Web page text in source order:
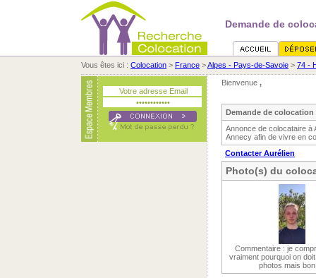
Demande de
Vous êtes ici : Colocation > France >Alpes - Pays-de-Savoie > 74 -
Bienvenue ,
Demande de colocation
Annonce de colocataire à
Annecy afin de vivre en
Contacter Aurélien
Photo(s) du
Commentaire : je
vraiment pourquoi on
photos mais